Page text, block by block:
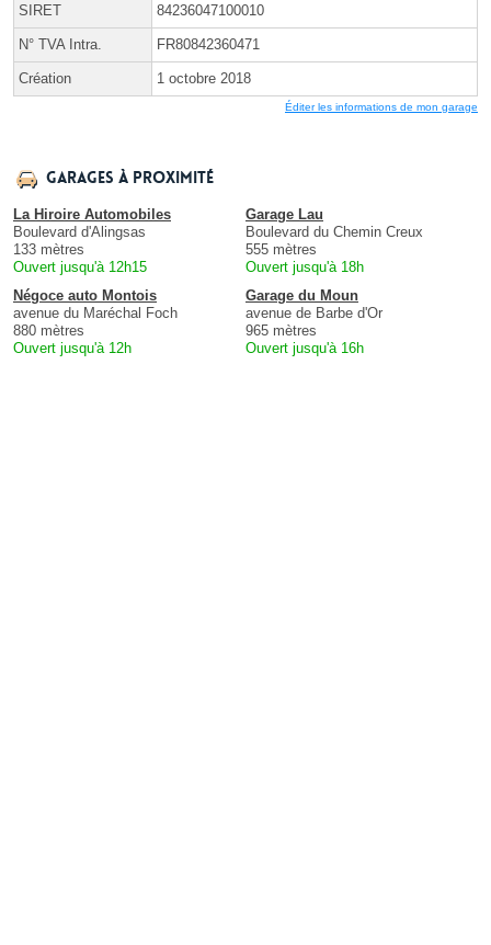
SIRET 84236047100010
N° TVA Intra. FR80842360471
Création 1 octobre 2018
Éditer les informations de mon garage
Garages à proximité
La Hiroire Automobiles
Boulevard d'Alingsas
133 mètres
Ouvert jusqu'à 12h15
Garage Lau
Boulevard du Chemin Creux
555 mètres
Ouvert jusqu'à 18h
Négoce auto Montois
avenue du Maréchal Foch
880 mètres
Ouvert jusqu'à 12h
Garage du Moun
avenue de Barbe d'Or
965 mètres
Ouvert jusqu'à 16h